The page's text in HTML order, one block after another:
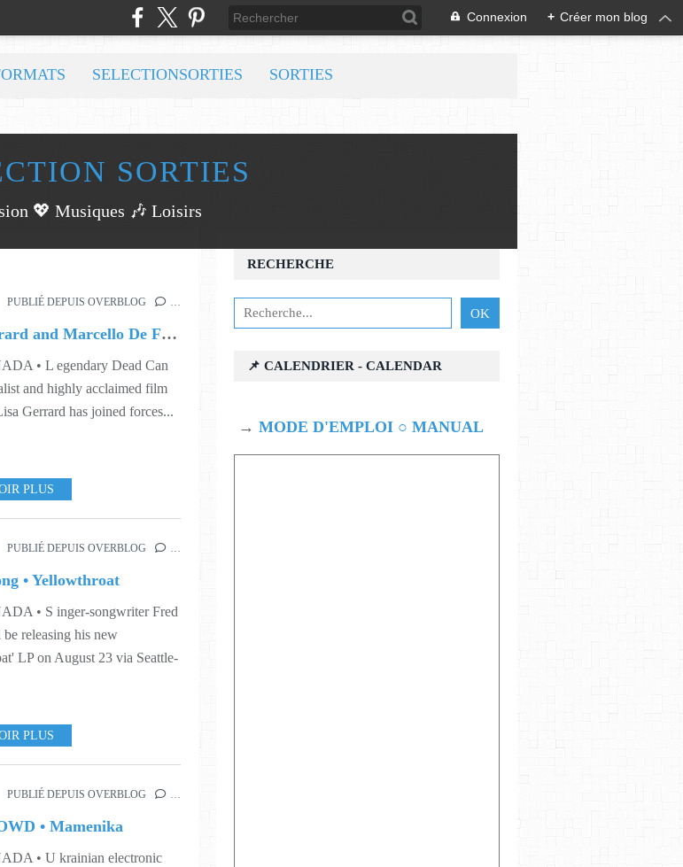
Connexion + Créer mon blog
SORTIES
💖 Musiques 🎶 Loisirs
SELECTIONSORTIES SORTIES
,S34
PUBLIÉ DEPUIS OVERBLOG …
Lisa Gerrard and Marcello De Francisci • Exaudia
• L egendary Dead Can
and highly acclaimed film
Gerrard has joined forces...
PLUS
,S33
PUBLIÉ DEPUIS OVERBLOG …
• Yellowthroat
• S inger-songwriter Fred
releasing his new
LP on August 23 via Seattle-
PLUS
PUBLIÉ DEPUIS OVERBLOG …
• Mamenika
• U krainian electronic
RECHERCHE
📌 CALENDRIER - CALENDAR
→ MODE D'EMPLOI ○ MANUAL